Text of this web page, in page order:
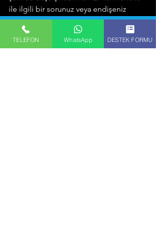
ile ilgili bir sorunuz veya endişeniz
varsa, Ankara'da bir avukat ile
görüşmek her zaman en doğru
seçenektir.
TELEFON WhatsApp DESTEK FORMU